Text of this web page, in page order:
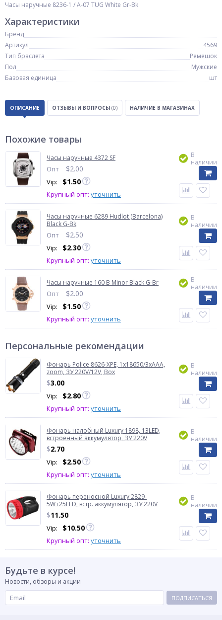
Часы наручные 8236-1 / A-07 TUG White Gr-Bk
Характеристики
Бренд
Артикул
4569
Тип браслета
Ремешок
Пол
Мужские
Базовая единица
шт
ОПИСАНИЕ ОТЗЫВЫ И ВОПРОСЫ (0) НАЛИЧИЕ В МАГАЗИНАХ
Похожие товары
Часы наручные 4372 SF
Опт $2.00
Vip: $1.50
Крупный опт: уточнить
В
наличии
Часы наручные 6289 Hudlot (Barcelona)
Black G-Bk
Опт $2.50
Vip: $2.30
Крупный опт: уточнить
В
наличии
Часы наручные 160 B Minor Black G-Br
Опт $2.00
Vip: $1.50
Крупный опт: уточнить
В
наличии
Персональные рекомендации
Фонарь Police 8626-XPE, 1х18650/3xAAA,
zoom, ЗУ 220V/12V, Box
$3.00
Vip: $2.80
Крупный опт: уточнить
В
наличии
Фонарь налобный Luxury 1898, 13LED,
встроенный аккумулятор, ЗУ 220V
$2.70
Vip: $2.50
Крупный опт: уточнить
В
наличии
Фонарь переносной Luxury 2829-
5W+25LED, встр. аккумулятор, ЗУ 220V
$11.50
Vip: $10.50
Крупный опт: уточнить
В
наличии
Будьте в курсе!
Новости, обзоры и акции
ПОДПИСАТЬСЯ